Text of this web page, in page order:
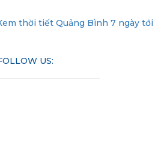
thời tiết Quảng Bình 7 ngày tới
US: